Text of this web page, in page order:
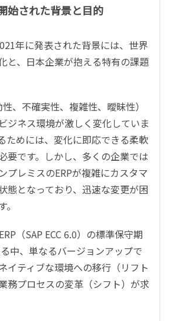
始された背景と目的
年に発表された背景には、世界
と、日本企業が抱える特有の課題
、不確実性、複雑性、曖昧性）
ジネス環境が激しく変化していま
ためには、変化に即応できる柔軟
要です。しかし、多くの企業では
プレミスのERPが複雑にカスタマ
態となっており、迅速な変更が困
（SAP ECC 6.0）の標準保守期
中、単なるバージョンアップで
イティブな環境への移行（リフト
務プロセスの変革（シフト）が求